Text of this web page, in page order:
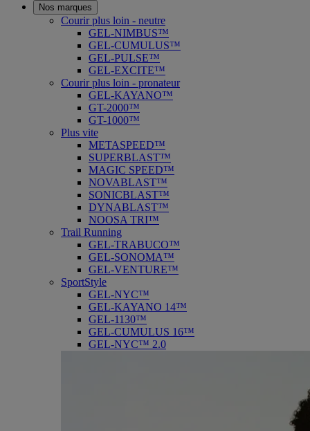
Nos marques
Courir plus loin - neutre
GEL-NIMBUS™
GEL-CUMULUS™
GEL-PULSE™
GEL-EXCITE™
Courir plus loin - pronateur
GEL-KAYANO™
GT-2000™
GT-1000™
Plus vite
METASPEED™
SUPERBLAST™
MAGIC SPEED™
NOVABLAST™
SONICBLAST™
DYNABLAST™
NOOSA TRI™
Trail Running
GEL-TRABUCO™
GEL-SONOMA™
GEL-VENTURE™
SportStyle
GEL-NYC™
GEL-KAYANO 14™
GEL-1130™
GEL-CUMULUS 16™
GEL-NYC™ 2.0